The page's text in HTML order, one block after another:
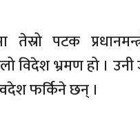
पटक
विदेश भ्रमण हो ।
फर्किने छन् ।